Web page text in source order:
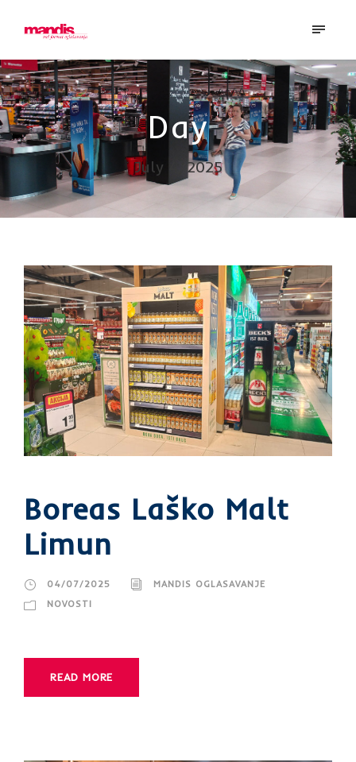
Day
July 4, 2025
Boreas Laško Malt
Limun
04/07/2025
MANDIS OGLASAVANJE
NOVOSTI
READ MORE